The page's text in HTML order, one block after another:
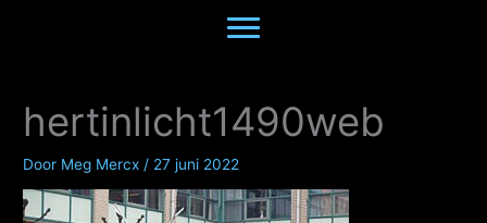
hertinlicht1490web
Door Meg Mercx / 27 juni 2022